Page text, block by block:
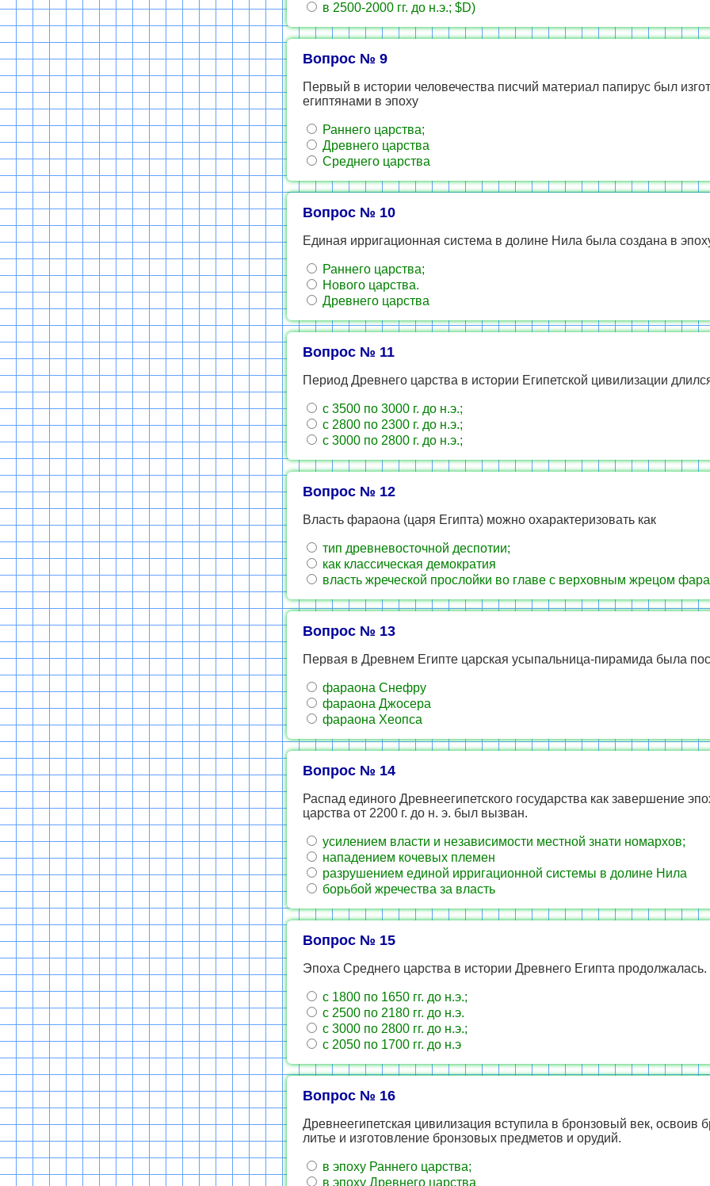
в 2500-2000 гг. до н.э.; $D)
Вопрос № 9
Первый в истории человечества писчий материал папирус был
египтянами в эпоху
Раннего царства;
Древнего царства
Среднего царства
Вопрос № 10
Единая ирригационная система в долине Нила была создана в
Раннего царства;
Нового царства.
Древнего царства
Вопрос № 11
Период Древнего царства в истории Египетской цивилизации
с 3500 по 3000 г. до н.э.;
с 2800 по 2300 г. до н.э.;
с 3000 по 2800 г. до н.э.;
Вопрос № 12
Власть фараона (царя Египта) можно охарактеризовать как
тип древневосточной деспотии;
как классическая демократия
власть жреческой прослойки во главе с верховным жрецом
Вопрос № 13
Первая в Древнем Египте царская усыпальница-пирамида была
фараона Снефру
фараона Джосера
фараона Хеопса
Вопрос № 14
Распад единого Древнеегипетского государства как завершение
царства от 2200 г. до н. э. был вызван.
усилением власти и независимости местной знати номархов;
нападением кочевых племен
разрушением единой ирригационной системы в долине Нила
борьбой жречества за власть
Вопрос № 15
Эпоха Среднего царства в истории Древнего Египта продолжалась.
с 1800 по 1650 гг. до н.э.;
с 2500 по 2180 гг. до н.э.
с 3000 по 2800 гг. до н.э.;
с 2050 по 1700 гг. до н.э
Вопрос № 16
Древнеегипетская цивилизация вступила в бронзовый век, освоив
литье и изготовление бронзовых предметов и орудий.
в эпоху Раннего царства;
в эпоху Древнего царства